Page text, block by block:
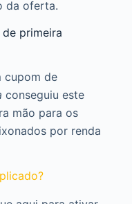
da oferta.
primeira
cupom de
conseguiu este
mão para os
por renda